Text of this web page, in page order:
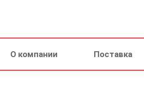
О компании Поставка